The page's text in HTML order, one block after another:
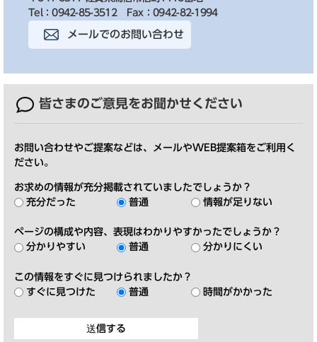
Tel：0942-85-3512
Fax：0942-82-1994
メールでのお問い合わせ
皆さまのご意見をお聞かせください
お問い合わせやご提案などは、メールやWEB提案箱をご利用く
ださい。
お求めの情報が充分掲載されていましたでしょうか？
充分だった
普通 情報が足りない
ページの構成や内容、表現はわかりやすかったでしょうか？
分かりやすい
普通 分かりにくい
この情報をすぐに見つけられましたか？
すぐに見つけた
普通 時間がかかった